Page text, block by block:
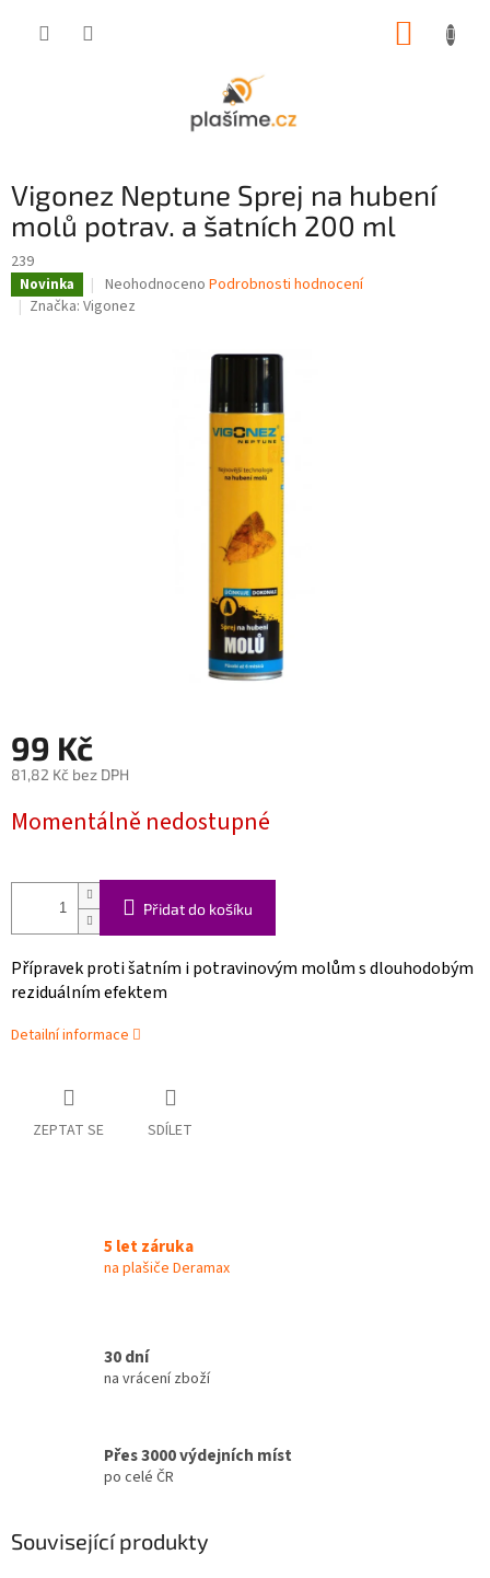
Vigonez Neptune Sprej na hubení
molů potrav. a šatních 200 ml
239
Novinka
Průměrné
hodnocení
Neohodnoceno Podrobnosti hodnocení
Značka: Vigonez
99 Kč
81,82 Kč bez DPH
cena:
Momentálně nedostupné
Přidat do košíku
Přípravek proti šatním i potravinovým molům s dlouhodobým
reziduálním efektem
Detailní informace
ZEPTAT SE SDÍLET
5 let záruka
na plašiče Deramax
30 dní
na vrácení zboží
Přes 3000 výdejních míst
po celé ČR
Související produkty